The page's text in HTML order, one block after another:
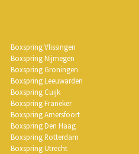
Boxspring Vlissingen
Boxspring Nijmegen
Boxspring Groningen
Boxspring Leeuwarden
Boxspring Cuijk
Boxspring Franeker
Boxspring Amersfoort
Boxspring Den Haag
Boxspring Rotterdam
Boxspring Utrecht